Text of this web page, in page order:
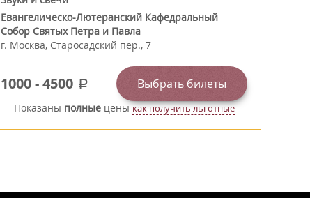
Евангелическо-Лютеранский Кафедральный
Собор Святых Петра и Павла
г. Москва, Старосадский пер., 7
1000-4500 a Выбрать билеты
Показаны полныеценыкак получить льготные